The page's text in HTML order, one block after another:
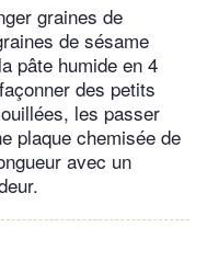
graines de
de sésame
pâte humide en 4
des petits
les passer
plaque chemisée de
avec un